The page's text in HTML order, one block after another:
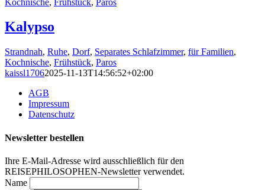
Kalypso
Strandnah, Ruhe, Dorf, Separates Schlafzimmer, für Familien,
Kochnische, Frühstück, Paros
kaissl17062025-11-13T14:56:52+02:00
AGB
Impressum
Datenschutz
Newsletter bestellen
Ihre E-Mail-Adresse wird ausschließlich für den
REISEPHILOSOPHEN-Newsletter verwendet.
Name